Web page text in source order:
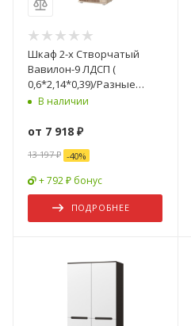
Шкаф 2-х Створчатый
Вавилон-9 ЛДСП (
0,6*2,14*0,39)/Разные
Цвета
В наличии
от 7 918 ₽
13 197 ₽ -40%
+ 792 ₽ бонус
ПОДРОБНЕЕ